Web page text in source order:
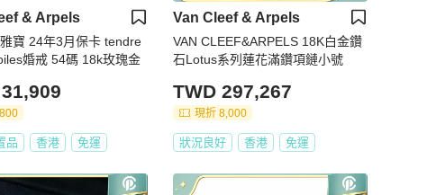
& Arpels
寶 24年3月保卡 tendre
婚戒 54碼 18k玫瑰金
品 香港 免運
Van Cleef & Arpels
VAN CLEEF&ARPELS 18K白金鑽
石Lotus系列蓮花滿鑽項鏈小號
TWD 297,267
現折 8,000
狀況良好 香港 免運